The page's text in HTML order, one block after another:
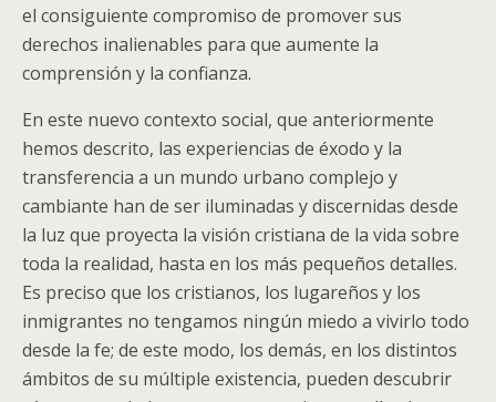
el consiguiente compromiso de promover sus
derechos inalienables para que aumente la
comprensión y la confianza.
En este nuevo contexto social, que anteriormente
hemos descrito, las experiencias de éxodo y la
transferencia a un mundo urbano complejo y
cambiante han de ser iluminadas y discernidas desde
la luz que proyecta la visión cristiana de la vida sobre
toda la realidad, hasta en los más pequeños detalles.
Es preciso que los cristianos, los lugareños y los
inmigrantes no tengamos ningún miedo a vivirlo todo
desde la fe; de este modo, los demás, en los distintos
ámbitos de su múltiple existencia, pueden descubrir